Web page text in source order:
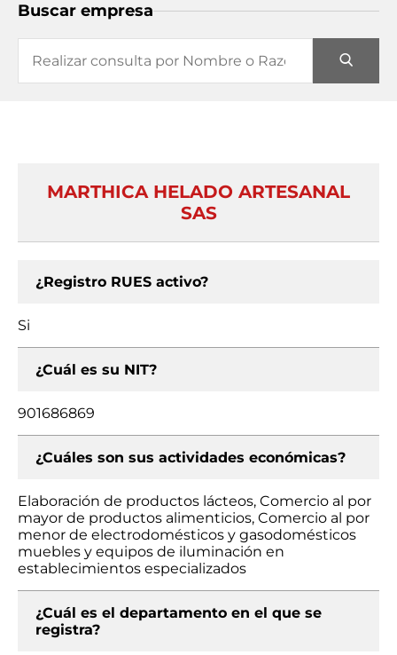
Buscar empresa
MARTHICA HELADO ARTESANAL
SAS
¿Registro RUES activo?
Si
¿Cuál es su NIT?
901686869
¿Cuáles son sus actividades económicas?
Elaboración de productos lácteos, Comercio al por
mayor de productos alimenticios, Comercio al por
menor de electrodomésticos y gasodomésticos
muebles y equipos de iluminación en
establecimientos especializados
¿Cuál es el departamento en el que se
registra?